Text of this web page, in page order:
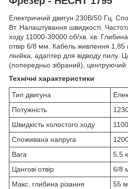
Електричний двигун 230В/50 Гц.
Вт. Налаштування швидкості.
ходу 11000-30000 об/хв. хв.
отвір 6/8 мм. Кабель живлення
лінійка, адаптер для відводу пилу.
(попередньо зібраний),
Технічні характеристики
Тип двигуна
Потужність
Швидкість холостого ходу
Споживана напруга
Вага
5,5
Цангові отвір
6/8
Макс. глибина різання
55